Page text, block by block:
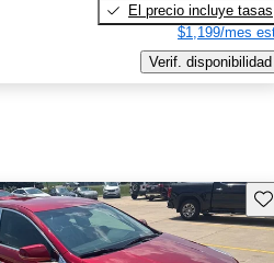
El precio incluye tasas
$1,199/mes
Verif. disponibilidad